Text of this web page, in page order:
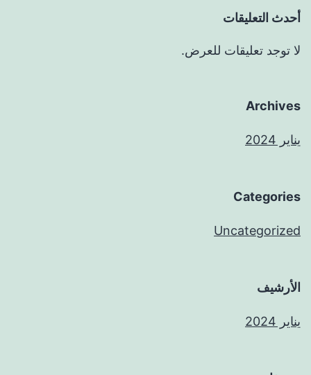
أحدث التعليقات
لا توجد تعليقات للعرض.
Archives
يناير 2024
Categories
Uncategorized
الأرشيف
يناير 2024